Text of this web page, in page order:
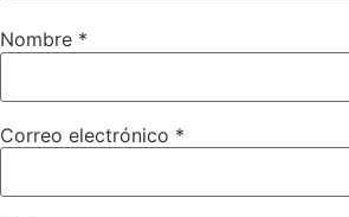
Nombre *
Correo electrónico *